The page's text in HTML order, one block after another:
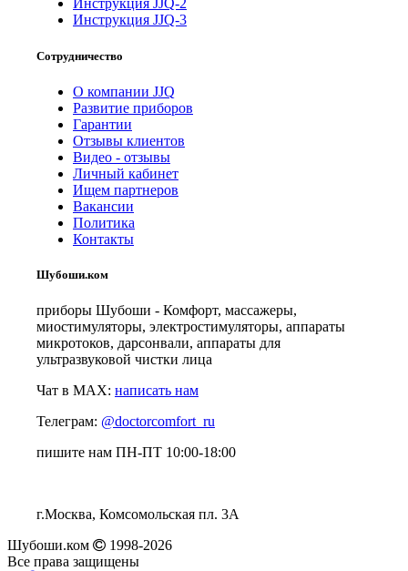
Инструкция JJQ-2
Инструкция JJQ-3
Сотрудничество
О компании JJQ
Развитие приборов
Гарантии
Отзывы клиентов
Видео - отзывы
Личный кабинет
Ищем партнеров
Вакансии
Политика
Контакты
Шубоши.ком
приборы Шубоши - Комфорт, массажеры,
миостимуляторы, электростимуляторы, аппараты
микротоков, дарсонвали, аппараты для
ультразвуковой чистки лица
Чат в MAX: написать нам
Телеграм: @doctorcomfort_ru
пишите нам ПН-ПТ 10:00-18:00
г.Москва, Комсомольская пл. 3А
Шубоши.ком
1998-2026
Все права защищены